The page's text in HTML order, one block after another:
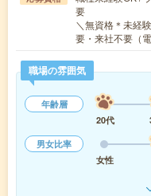
要
＼無資格＊未経
要・来社不要（
職場の雰囲気
年齢層
20代
男女比率
女性